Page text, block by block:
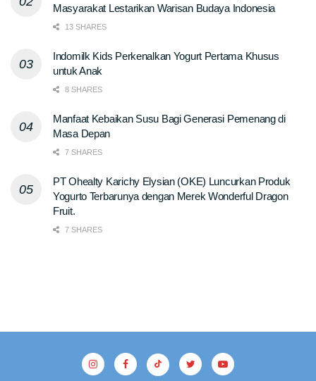
Masyarakat Lestarikan Warisan Budaya Indonesia
13 SHARES
Indomilk Kids Perkenalkan Yogurt Pertama Khusus
untuk Anak
8 SHARES
Manfaat Kebaikan Susu Bagi Generasi Pemenang di
Masa Depan
7 SHARES
PT Ohealty Karichy Elysian (OKE) Luncurkan Produk
Yogurto Terbarunya dengan Merek Wonderful Dragon
Fruit.
7 SHARES